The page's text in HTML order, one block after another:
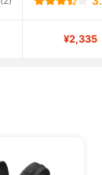
¥2,335